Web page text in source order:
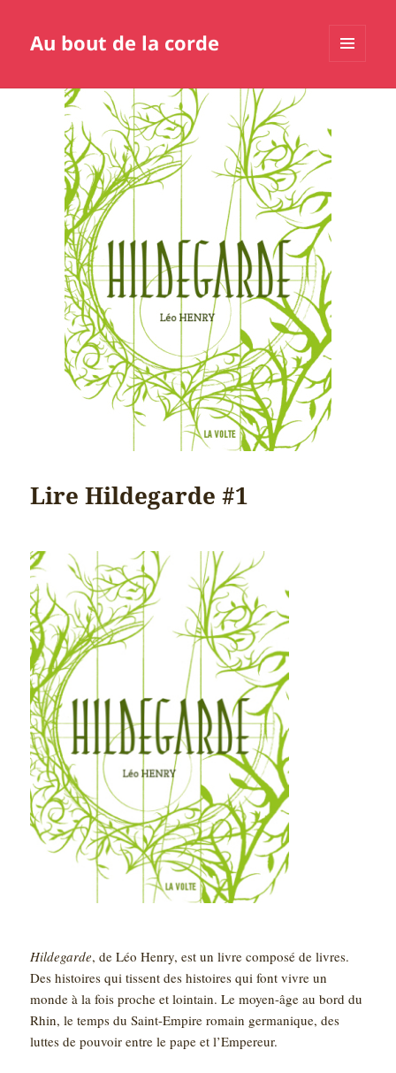
Au bout de la corde
Lire Hildegarde #1
Hildegarde, de Léo Henry, est un livre composé de livres.
Des histoires qui tissent des histoires qui font vivre un
monde à la fois proche et lointain. Le moyen-âge au bord du
Rhin, le temps du Saint-Empire romain germanique, des
luttes de pouvoir entre le pape et l’Empereur.